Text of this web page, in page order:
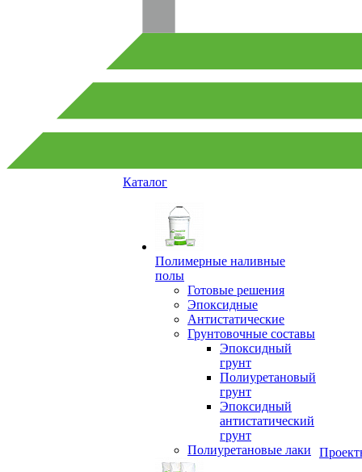
Каталог
Полимерные наливные
полы
Готовые решения
Эпоксидные
Антистатические
Грунтовочные составы
Эпоксидный
грунт
Полиуретановый
грунт
Эпоксидный
антистатический
грунт
Полиуретановые лаки